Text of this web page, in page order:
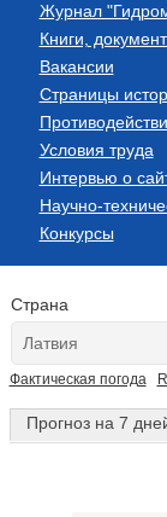
Журнал
Книги,
Вакансии
Страницы
Условия труда
Интервью о
Научно-
Конкурсы
Страна
Фактическая погода
Прогноз на 7